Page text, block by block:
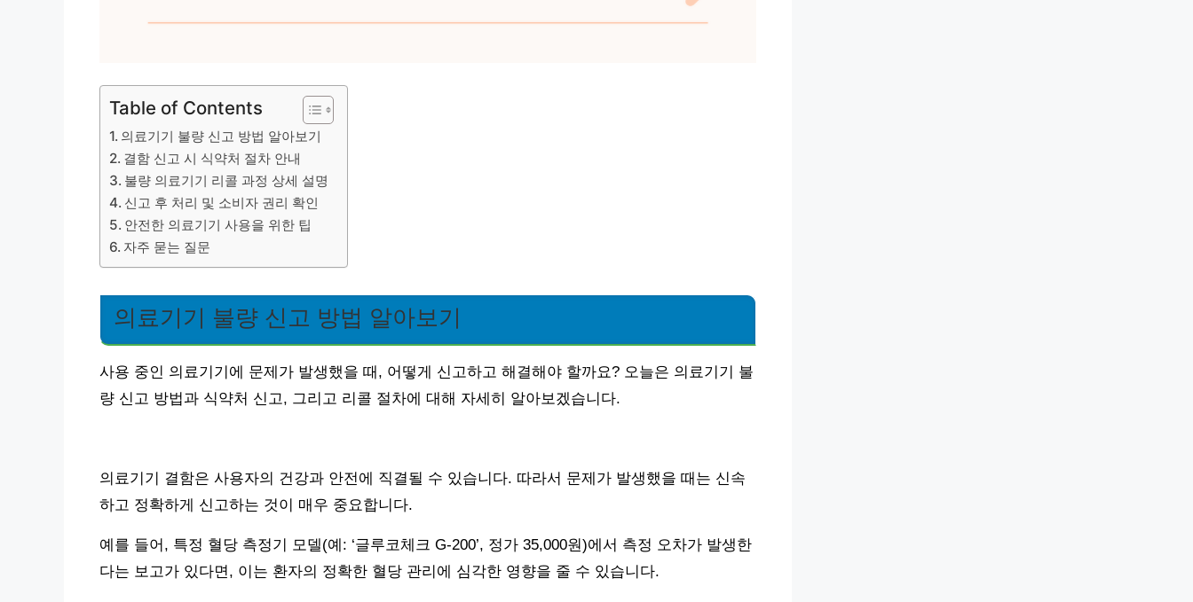
Table of Contents
의료기기 불량 신고 방법 알아보기
결함 신고 시 식약처 절차 안내
불량 의료기기 리콜 과정 상세 설명
신고 후 처리 및 소비자 권리 확인
안전한 의료기기 사용을 위한 팁
자주 묻는 질문
의료기기 불량 신고 방법 알아보기
사용 중인 의료기기에 문제가 발생했을 때, 어떻게 신고하고 해결해야 할까요? 오늘은 의료기기 불
량 신고 방법과 식약처 신고, 그리고 리콜 절차에 대해 자세히 알아보겠습니다.
의료기기 결함은 사용자의 건강과 안전에 직결될 수 있습니다. 따라서 문제가 발생했을 때는 신속
하고 정확하게 신고하는 것이 매우 중요합니다.
예를 들어, 특정 혈당 측정기 모델(예: ‘글루코체크 G-200’, 정가 35,000원)에서 측정 오차가 발생한
다는 보고가 있다면, 이는 환자의 정확한 혈당 관리에 심각한 영향을 줄 수 있습니다.